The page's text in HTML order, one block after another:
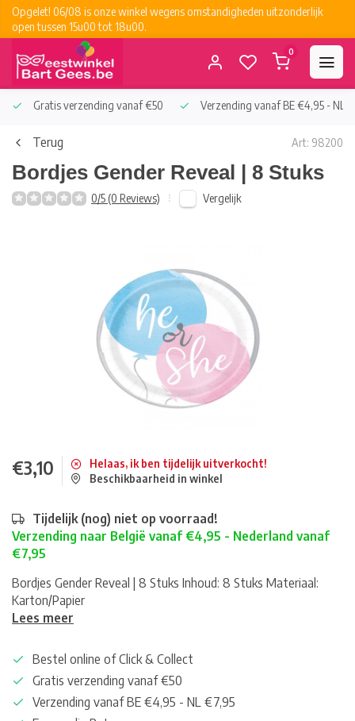
Opgelet! 06/08 is onze winkel wegens omstandigheden uitzonderlijk
open tussen 15u00 tot 18u00.
0
Gratis verzending vanaf €50 Verzending vanaf BE €4,95 - NL
Terug Art: 98200
Bordjes Gender Reveal | 8 Stuks
0/5 (0 Reviews) Vergelijk
€3,10
Helaas, ik ben tijdelijk uitverkocht!
Beschikbaarheid in winkel
Tijdelijk (nog) niet op voorraad!
Verzending naar België vanaf €4,95 - Nederland vanaf
€7,95
Bordjes Gender Reveal | 8 Stuks Inhoud: 8 Stuks Materiaal:
Karton/Papier
Lees meer
Bestel online of Click & Collect
Gratis verzending vanaf €50
Verzending vanaf BE €4,95 - NL €7,95